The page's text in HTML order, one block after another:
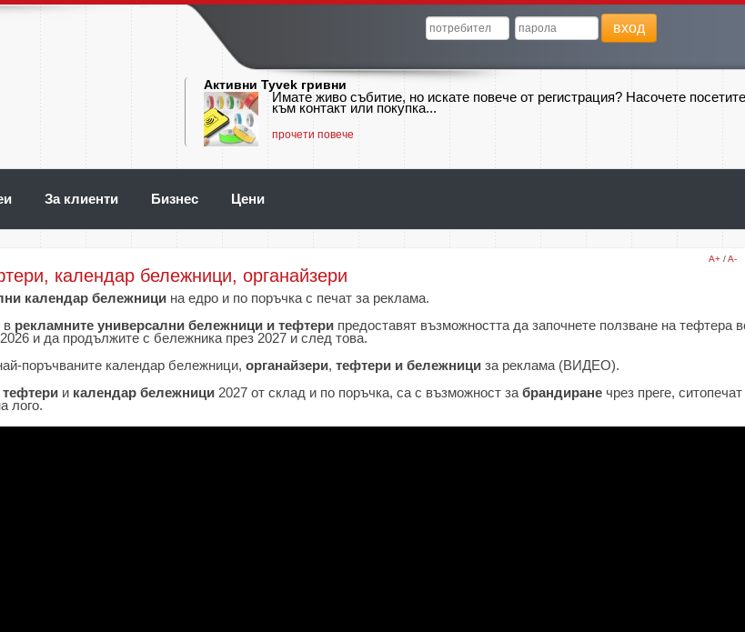
вход
Активни Tyvek гривни
Имате живо събитие, но искате повече от регистрация? Насочете
към контакт или покупка...
прочети повече
За клиенти Бизнес Цени
A+ /A-
календар бележници, органайзери
календар бележници на едро и по поръчка с печат за реклама.
в рекламните универсални бележници и тефтери предоставят възможността да започнете ползване на тефтера
и да продължите с бележника през 2027 и след това.
поръчваните календар бележници, органайзери, тефтери и бележници за реклама (ВИДЕО).
и календар бележници 2027 от склад и по поръчка, са с възможност за брандиране чрез преге,
лого.